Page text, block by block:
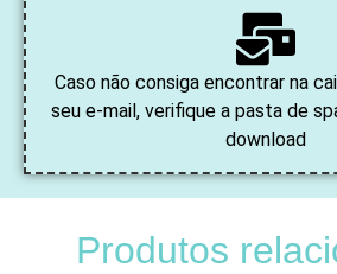
Caso não consiga encontrar na
seu e-mail, verifique a pasta de
download
Produtos